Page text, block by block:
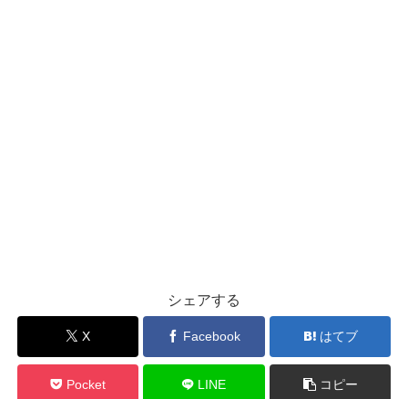
シェアする
X Facebook はてブ
Pocket LINE コピー